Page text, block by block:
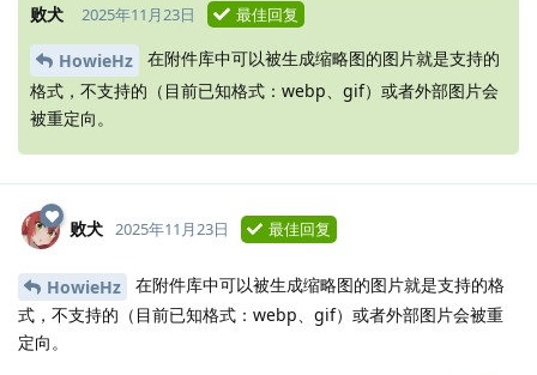
败犬 2025年11月23日 最佳回复
HowieHz
在附件库中可以被生成缩略图的图片就是支持的
格式，不支持的（目前已知格式：webp、gif）或者外部图片会
被重定向。
败犬 2025年11月23日 最佳回复
HowieHz
在附件库中可以被生成缩略图的图片就是支持的格
式，不支持的（目前已知格式：webp、gif）或者外部图片会被重
定向。